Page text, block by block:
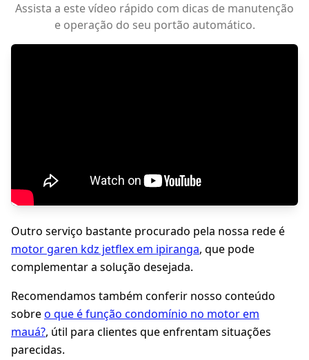
Assista a este vídeo rápido com dicas de manutenção
e operação do seu portão automático.
Outro serviço bastante procurado pela nossa rede é
motor garen kdz jetflex em ipiranga, que pode
complementar a solução desejada.
Recomendamos também conferir nosso conteúdo
sobreo que é função condomínio no motor em
mauá?, útil para clientes que enfrentam situações
parecidas.